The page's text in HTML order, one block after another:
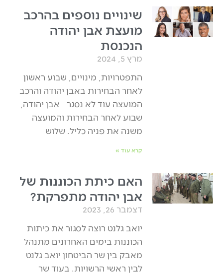
שינויים נוספים בהרכב
מועצת אבן יהודה
הנכנסת
מרץ 5, 2024
התפטרויות, מינויים, שבוע ראשון
לאחר הבחירות באבן יהודה והרכב
המועצה עוד לא נסגר אבן יהודה,
שבוע לאחר הבחירות והמועצה
משנה את פניה כליל. שלוש
קרא עוד »
האם כיתת הכוננות של
אבן יהודה מתפרקת?
דצמבר 26, 2023
יואב גלנט רוצה לסגור את כיתות
הכוננות בימים האחרונים מתנהל
מאבק בין שר הביטחון יואב גלנט
לבין ראשי הרשויות. בעוד שר